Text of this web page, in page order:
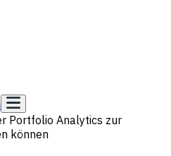
Portfolio Analytics zur
können